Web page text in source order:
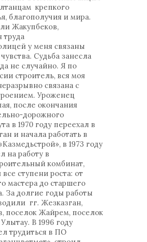
крепкого
благополучия и мира.
Жакупбеков,
труда
у меня связаны
Судьба занесла
не случайно. Я по
строитель, вся моя
связана с
Уроженец
после окончания
дорожного
в 1970 году переехал в
и начала работать в
в 1973 году
на работу в
комбинат,
ступени роста: от
мастера до старшего
За долгие годы работы
гг. Жезказган,
поселок Жайрем, поселок
В 1996 году
трудиться в ПО